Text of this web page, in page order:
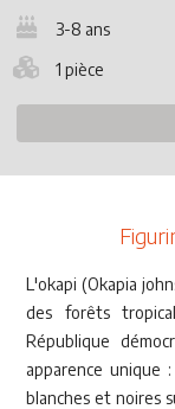
3-8 ans
1 pièce
L'okapi (Okapia
des forêts
République
apparence unique
blanches et noires